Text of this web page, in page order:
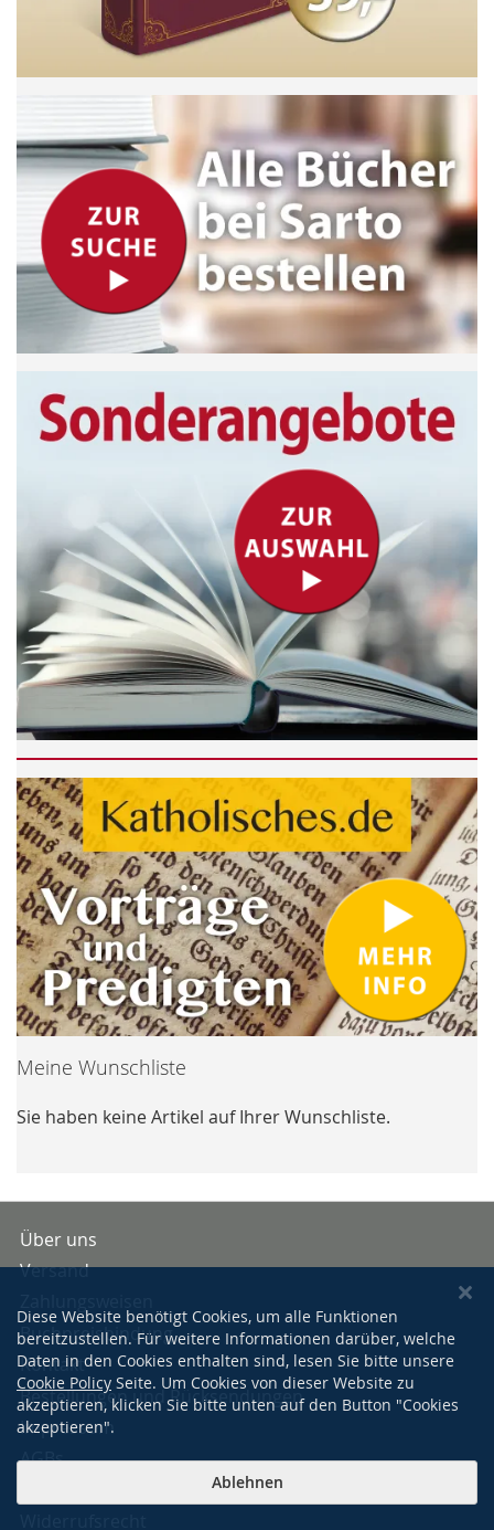
Meine Wunschliste
Sie haben keine Artikel auf Ihrer Wunschliste.
Über uns
Versand
Buchpreisbindung
Kontakt
Bestellungen und Rücksendungen
Impressum
AGBs
Diese Website benötigt Cookies, um alle Funktionen
bereitzustellen. Für weitere Informationen darüber, welche
Daten in den Cookies enthalten sind, lesen Sie bitte unsere
Cookie Policy Seite. Um Cookies von dieser Website zu
akzeptieren, klicken Sie bitte unten auf den Button "Cookies
akzeptieren".
Ablehnen